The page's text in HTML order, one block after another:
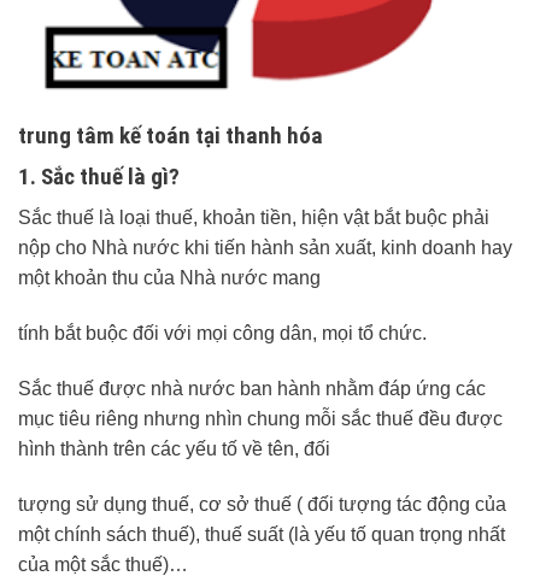
trung tâm kế toán tại thanh hóa
1. Sắc thuế là gì?
Sắc thuế là loại thuế, khoản tiền, hiện vật bắt buộc phải
nộp cho Nhà nước khi tiến hành sản xuất, kinh doanh hay
một khoản thu của Nhà nước mang
tính bắt buộc đối với mọi công dân, mọi tổ chức.
Sắc thuế được nhà nước ban hành nhằm đáp ứng các
mục tiêu riêng nhưng nhìn chung mỗi sắc thuế đều được
hình thành trên các yếu tố về tên, đối
tượng sử dụng thuế, cơ sở thuế ( đối tượng tác động của
một chính sách thuế), thuế suất (là yếu tố quan trọng nhất
của một sắc thuế)…